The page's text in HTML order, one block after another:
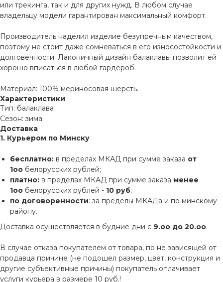
или трекинга, так и для других нужд. В любом случае
владельцу модели гарантирован максимальный комфорт.
Производитель наделил изделие безупречным качеством,
поэтому не стоит даже сомневаться в его износостойкости и
долговечности. Лаконичный дизайн балаклавы позволит ей
хорошо вписаться в любой гардероб.
Материал: 100% мериносовая шерсть.
Характеристики
Тип: балаклава
Сезон: зима
Доставка
1. Курьером по Минску
бесплатно: в пределах МКАД при сумме заказа от
1оо белорусских рублей;
платно: в пределах МКАД при сумме заказа менее
1оо белорусских рублей - 10 руб;
по договоренности: за пределы МКАДа и по минскому
району.
Доставка осуществляется в будние дни с 9.оо до 20.оо.
В случае отказа покупателем от товара, по не зависящей от
продавца причине (не подошел размер, цвет, конструкция и
другие субъективные причины) покупатель оплачивает
услуги курьера в размере 10 руб.!